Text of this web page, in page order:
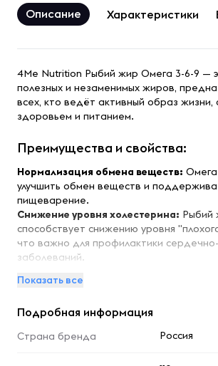
Описание Характеристики
4Me Nutrition Рыбий жир Омега 3-6-9 —
полезных и незаменимых жиров,
всех, кто ведёт активный образ жизни,
здоровьем и питанием.
Преимущества и свойства:
Нормализация обмена веществ:
улучшить обмен веществ и
пищеварение.
Снижение уровня холестерина: Рыбий
способствует снижению уровня
что важно для профилактики
заболеваний.
растительные масла в составе добавки
Защита суставов:Омега 3-6-9
справляться с воспалениями.
Показать все
Подробная информация
Страна бренда Россия